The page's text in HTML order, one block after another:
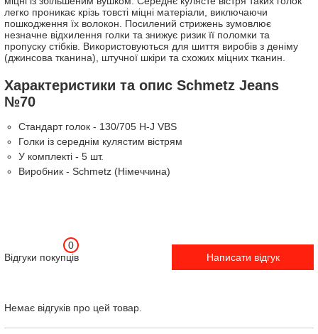
легко проникає крізь товсті міцні матеріали, виключаючи
пошкодження їх волокон. Посилений стрижень зумовлює
незначне відхилення голки та знижує ризик її поломки та
пропуску стібків. Використовуються для шиття виробів з деніму
(джинсова тканина), штучної шкіри та схожих міцних тканин.
Характеристики та опис Schmetz Jeans
№70
Стандарт голок - 130/705 H-J VBS
Голки із середнім кулястим вістрям
У комплекті - 5 шт.
Виробник - Schmetz (Німеччина)
Відгуки покупців
0
Написати відгук
Немає відгуків про цей товар.